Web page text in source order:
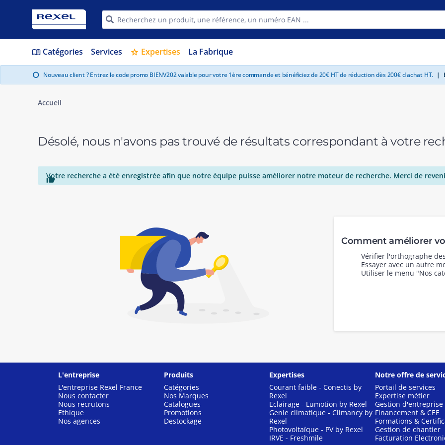
menu_book Catégories Services star Expertises La Fabrique
info Nouveau client ? Entrez le code promo BIENV202 valable pour votre 1ère commande et bénéficiez de 20€ HT de réduction dès 200€ d'achat HT. |
Accueil
Désolé, nous n'avons pas trouvé de résultats correspondant à votre

Votre recherche a été enregistrée afin que notre équipe puisse améliorer notre moteur de recherche. Merci de
Comment améliorer
Vérifier l'orthographe
Essayer avec un autre
Utiliser le menu "Nos
L'entreprise
L'entreprise Rexel France
Nous contacter
Nous recrutons
Ethique
Nos agences
Produits
Catégories
Nos Marques
Catalogues
Promotions
Destockage
Expertises
Courant faible - Conectis by
Rexel
Eclairage - Lumotion by Rexel
Genie climatique - Climancy by
Rexel
Photovoltaïque - PV by Rexel
IRVE - Freshmile
Notre offre de
Portail de services
Expertise métier
Gestion d'entreprise
Financement & CEE
Formations &
Gestion de chantier
Facturation